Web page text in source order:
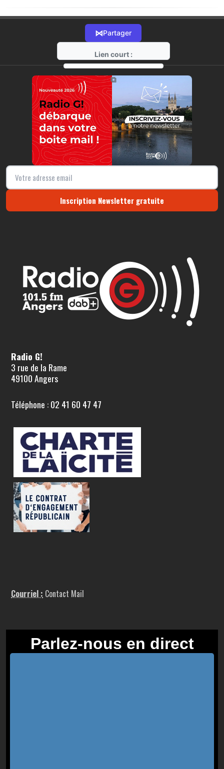
⋈Partager
Lien court :
https://radio-g.fr?21616
⧉
Inscription Newsletter gratuite
Radio G!
3 rue de la Rame
49100 Angers
Téléphone : 02 41 60 47 47
Courriel : Contact Mail